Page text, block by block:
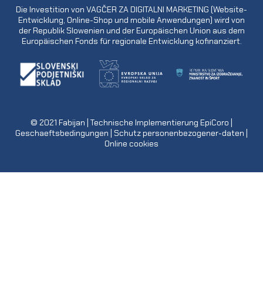
Die Investition von VAGČER ZA DIGITALNI MARKETING (Website-
Entwicklung, Online-Shop und mobile Anwendungen) wird von
der Republik Slowenien und der Europäischen Union aus dem
Europäischen Fonds für regionale Entwicklung kofinanziert.
© 2021 Fabijan | Technische Implementierung EpiCoro
Geschaeftsbedingungen Schutz personenbezogener-daten
Online cookies